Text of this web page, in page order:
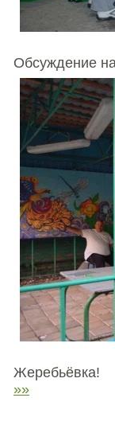
Обсуждение
Жеребьёвка!
»»